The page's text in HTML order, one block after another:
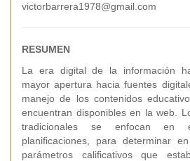
victorbarrera1978@gmail.com
RESUMEN
La era digital de la información
mayor apertura hacia fuentes
manejo de los contenidos
encuentran disponibles en la web.
tradicionales se enfocan en
planificaciones, para determinar
parámetros calificativos que